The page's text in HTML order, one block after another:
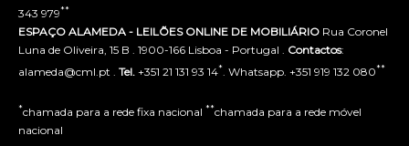
343 979**
ESPAÇO ALAMEDA - LEILÕES ONLINE DE MOBILIÁRIO Rua Coronel
Luna de Oliveira, 15 B . 1900-166 Lisboa - Portugal . Contactos:
alameda@cml.pt . Tel. +351 21 131 93 14* . Whatsapp. +351 919 132 080**
*chamada para a rede fixa nacional **chamada para a rede móvel
nacional